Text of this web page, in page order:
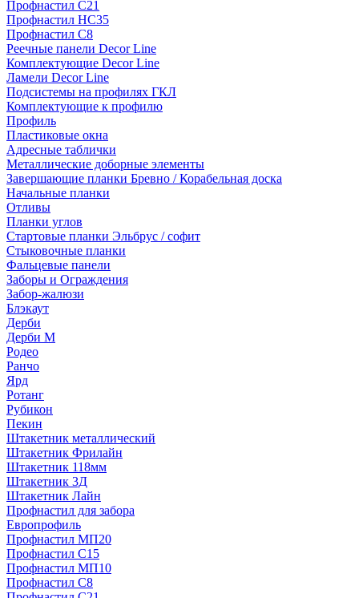
Профнастил С21
Профнастил НС35
Профнастил С8
Реечные панели Decor Line
Комплектующие Decor Line
Ламели Decor Line
Подсистемы на профилях ГКЛ
Комплектующие к профилю
Профиль
Пластиковые окна
Адресные таблички
Металлические доборные элементы
Завершающие планки Бревно / Корабельная доска
Начальные планки
Отливы
Планки углов
Стартовые планки Эльбрус / софит
Стыковочные планки
Фальцевые панели
Заборы и Ограждения
Забор-жалюзи
Блэкаут
Дерби
Дерби M
Родео
Ранчо
Ярд
Ротанг
Рубикон
Пекин
Штакетник металлический
Штакетник Фрилайн
Штакетник 118мм
Штакетник 3Д
Штакетник Лайн
Профнастил для забора
Европрофиль
Профнастил МП20
Профнастил C15
Профнастил МП10
Профнастил C8